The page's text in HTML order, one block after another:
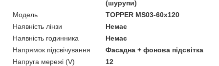
(шурупи)
Мoдель
TOPPER MS03-60x120
Наявність лінзи
Немає
Наявність годинника
Немає
Напрямок підсвічування
Фасадна + фонова підсвітка
Напруга мережі (V)
12